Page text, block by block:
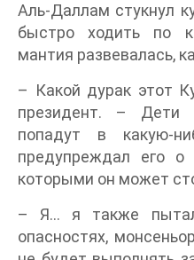
Аль-Даллам стукнул
быстро ходить по
мантия развевалась,
– Какой дурак этот
президент. – Дети
попадут в какую-
предупреждал его о
которыми он может
– Я... я также
опасностях,